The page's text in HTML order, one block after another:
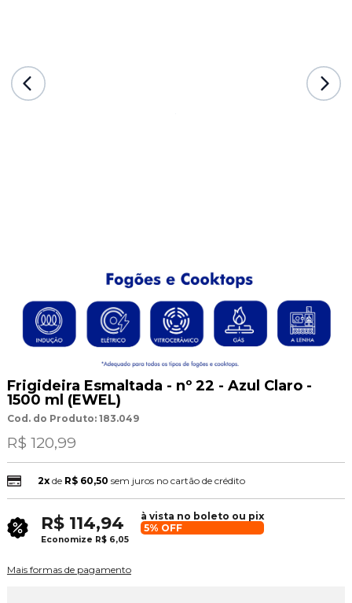
Frigideira Esmaltada - nº 22 - Azul Claro -
1500 ml (EWEL)
Cod. do Produto: 183.049
R$ 120,99
2xde R$ 60,50 sem juros no cartão de crédito
R$ 114,94
à vista no boleto ou pix
5% OFF
Economize R$ 6,05
Mais formas de pagamento